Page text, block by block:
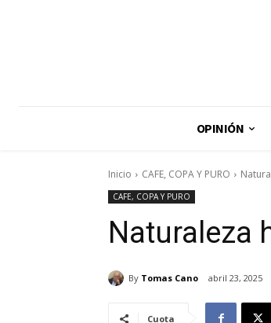
OPINIÓN
Inicio CAFE, COPA Y PURO
CAFE, COPA Y PURO
Naturaleza
By Tomas Cano abril 23, 2025
Cuota